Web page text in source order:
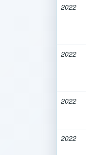
2022
2022
2022
2022